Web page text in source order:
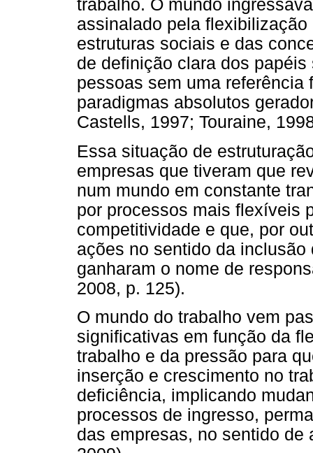
trabalho. O mundo
assinalado pela
estruturas sociais e das
de definição clara dos
pessoas sem uma referência
paradigmas absolutos
Castells, 1997; Touraine,
Essa situação de
empresas que tiveram que
num mundo em constante
por processos mais flexíveis
competitividade e que, por
ações no sentido da
ganharam o nome de
2008, p. 125).
O mundo do trabalho vem
significativas em função da
trabalho e da pressão para
inserção e crescimento no
deficiência, implicando
processos de ingresso,
das empresas, no sentido de